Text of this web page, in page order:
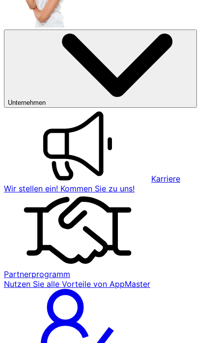
Unternehmen
Karriere
Wir stellen ein! Kommen Sie zu uns!
Partnerprogramm
Nutzen Sie alle Vorteile von AppMaster